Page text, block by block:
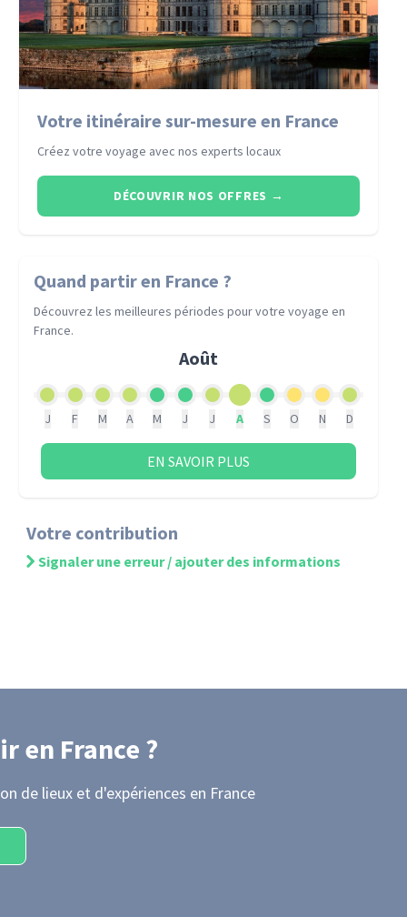
Votre itinéraire sur-mesure en France
Créez votre voyage avec nos experts locaux
DÉCOUVRIR NOS OFFRES →
Quand partiren France ?
Découvrez les meilleures périodes pour votre voyageen
France.
Août
J F M A M J J A S O N D
EN SAVOIR PLUS
Votre contribution
Signaler une erreur / ajouter des informations
en France ?
de lieux et d'expériences en France